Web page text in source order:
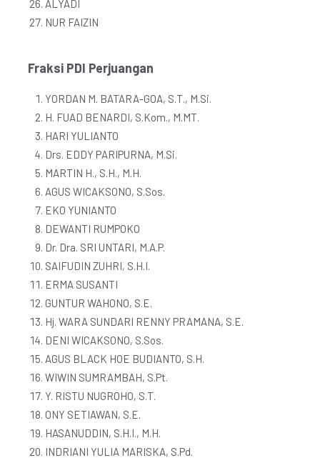
ALYADI
NUR FAIZIN
Fraksi PDI Perjuangan
YORDAN M. BATARA-GOA, S.T., M.Si.
H. FUAD BENARDI, S.Kom., M.MT.
HARI YULIANTO
Drs. EDDY PARIPURNA, M.Si.
MARTIN H., S.H., M.H.
AGUS WICAKSONO, S.Sos.
EKO YUNIANTO
DEWANTI RUMPOKO
Dr. Dra. SRI UNTARI, M.A.P.
SAIFUDIN ZUHRI, S.H.I.
ERMA SUSANTI
GUNTUR WAHONO, S.E.
Hj. WARA SUNDARI RENNY PRAMANA, S.E.
DENI WICAKSONO, S.Sos.
AGUS BLACK HOE BUDIANTO, S.H.
WIWIN SUMRAMBAH, S.Pt.
Y. RISTU NUGROHO, S.T.
ONY SETIAWAN, S.E.
HASANUDDIN, S.H.I., M.H.
INDRIANI YULIA MARISKA, S.Pd.